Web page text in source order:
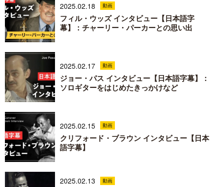
2025.02.18 動画
フィル・ウッズ インタビュー【日本語字
幕】：チャーリー・パーカーとの思い出
2025.02.17 動画
ジョー・パス インタビュー【日本語字幕】：
ソロギターをはじめたきっかけなど
2025.02.15 動画
クリフォード・ブラウン インタビュー【日本
語字幕】
2025.02.13 動画